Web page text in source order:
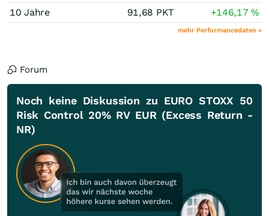
10 Jahre
91,68 PKT +146,17%
mehr Performancedaten »
Forum
Noch keine Diskussion zu EURO STOXX 50
Risk Control 20% RV EUR (Excess Return -
NR)